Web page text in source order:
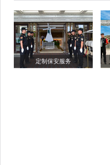
定制保安服务